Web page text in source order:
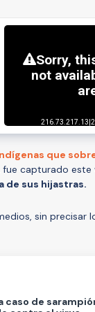
que
capturado este
de sus hijastras.
sin precisar
caso de